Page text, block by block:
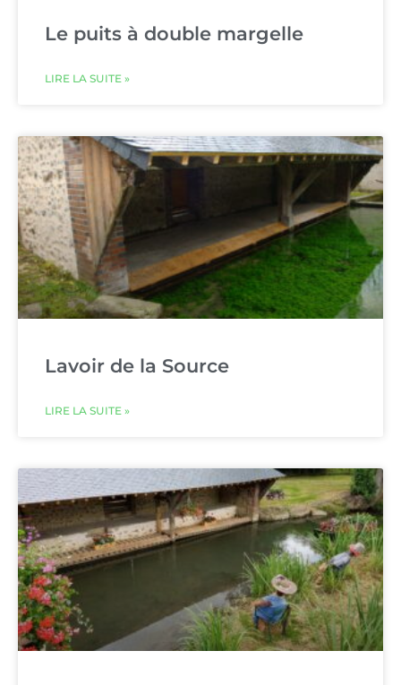
Le puits à double margelle
LIRE LA SUITE »
Lavoir de la Source
LIRE LA SUITE »